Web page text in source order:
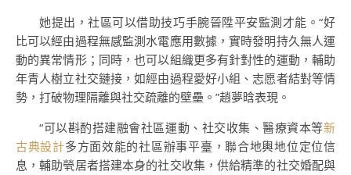
她提出，社區可以借助技巧手腕晉陞平安監測才能。“好
比可以經由過程無感監測水電應用數據，實時發明持久無人運
動的異常情形；同時，也可以組織更多有針對性的運動，輔助
年青人樹立社交鏈接，如經由過程愛好小組、志愿者結對等情
勢，打破物理隔離與社交疏離的壁壘。”趙夢晗表現。
“可以斟酌搭建融會社區運動、社交收集、醫療資本等新
古典設計多方面效能的社區辦事平臺，聯合地輿地位定位信
息，輔助煢居者搭建本身的社交收集，供給精準的社交婚配與